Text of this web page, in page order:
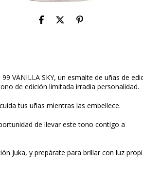
VANILLA SKY, un esmalte de uñas de
de edición limitada irradia personalidad.
tus uñas mientras las embellece.
de llevar este tono contigo a
Juka, y prepárate para brillar con luz